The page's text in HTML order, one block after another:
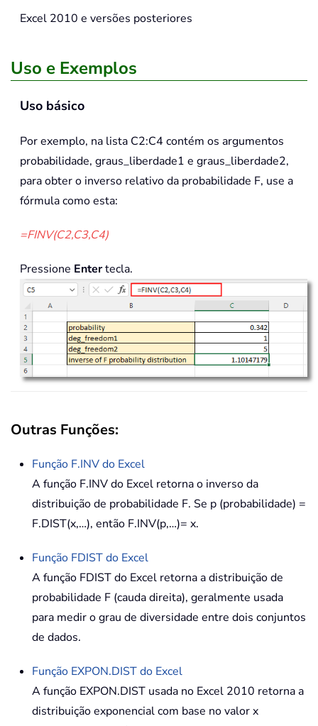
Excel 2010 e versões posteriores
Uso e Exemplos
Uso básico
Por exemplo, na lista C2:C4 contém os argumentos
probabilidade, graus_liberdade1 e graus_liberdade2,
para obter o inverso relativo da probabilidade F, use a
fórmula como esta:
=FINV(C2,C3,C4)
Pressione Entertecla.
Outras Funções:
Função F.INVdo Excel
A função F.INV do Excel retorna o inverso da
distribuição de probabilidade F. Se p (probabilidade) =
F.DIST(x,…), então F.INV(p,…)= x.
Função FDISTdo Excel
A função FDIST do Excel retorna a distribuição de
probabilidade F (cauda direita), geralmente usada
para medir o grau de diversidade entre dois conjuntos
de dados.
Função EXPON.DISTdo Excel
A função EXPON.DIST usada no Excel 2010 retorna a
distribuição exponencial com base no valor x